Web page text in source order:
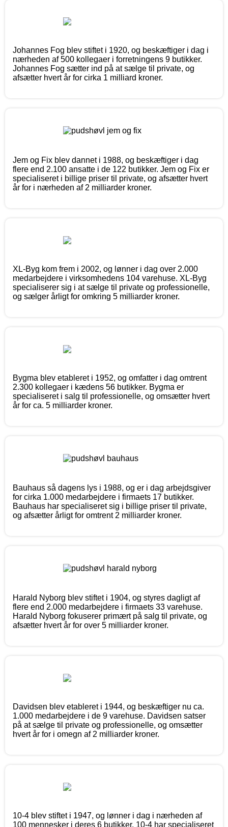
Johannes Fog blev stiftet i 1920, og beskæftiger i dag i
nærheden af 500 kollegaer i forretningens 9 butikker.
Johannes Fog sætter ind på at sælge til private, og
afsætter hvert år for cirka 1 milliard kroner.
Jem og Fix blev dannet i 1988, og beskæftiger i dag
flere end 2.100 ansatte i de 122 butikker. Jem og Fix er
specialiseret i billige priser til private, og afsætter hvert
år for i nærheden af 2 milliarder kroner.
XL-Byg kom frem i 2002, og lønner i dag over 2.000
medarbejdere i virksomhedens 104 varehuse. XL-Byg
specialiserer sig i at sælge til private og professionelle,
og sælger årligt for omkring 5 milliarder kroner.
Bygma blev etableret i 1952, og omfatter i dag omtrent
2.300 kollegaer i kædens 56 butikker. Bygma er
specialiseret i salg til professionelle, og omsætter hvert
år for ca. 5 milliarder kroner.
Bauhaus så dagens lys i 1988, og er i dag arbejdsgiver
for cirka 1.000 medarbejdere i firmaets 17 butikker.
Bauhaus har specialiseret sig i billige priser til private,
og afsætter årligt for omtrent 2 milliarder kroner.
Harald Nyborg blev stiftet i 1904, og styres dagligt af
flere end 2.000 medarbejdere i firmaets 33 varehuse.
Harald Nyborg fokuserer primært på salg til private, og
afsætter hvert år for over 5 milliarder kroner.
Davidsen blev etableret i 1944, og beskæftiger nu ca.
1.000 medarbejdere i de 9 varehuse. Davidsen satser
på at sælge til private og professionelle, og omsætter
hvert år for i omegn af 2 milliarder kroner.
10-4 blev stiftet i 1947, og lønner i dag i nærheden af
100 mennesker i deres 6 butikker. 10-4 har specialiseret